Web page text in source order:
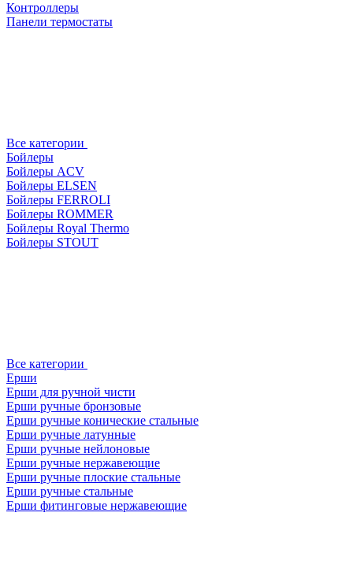
Контроллеры
Панели термостаты
Все категории
Бойлеры
Бойлеры ACV
Бойлеры ELSEN
Бойлеры FERROLI
Бойлеры ROMMER
Бойлеры Royal Thermo
Бойлеры STOUT
Все категории
Ерши
Ерши для ручной чисти
Ерши ручные бронзовые
Ерши ручные конические стальные
Ерши ручные латунные
Ерши ручные нейлоновые
Ерши ручные нержавеющие
Ерши ручные плоские стальные
Ерши ручные стальные
Ерши фитинговые нержавеющие